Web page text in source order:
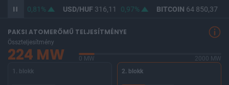
0,81% USD/HUF316,11 0,97% BITCOIN64 850,37
PAKSI ATOMERŐMŰ TELJESÍTMÉNYE
Összteljesítmény
224 MW 0 MW
2000 MW
1. blokk
2. blokk